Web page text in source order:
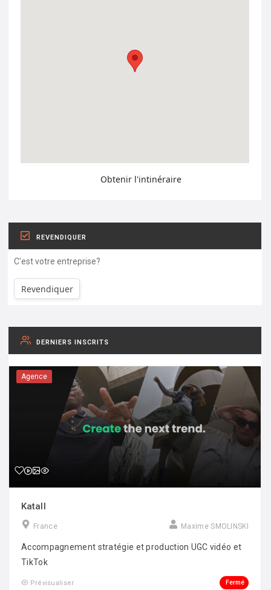
Obtenir l'intinéraire
REVENDIQUER
C'est votre entreprise?
Revendiquer
DERNIERS INSCRITS
Agence
Katall
France Maxime SMOLINSKI
Accompagnement stratégie et production UGC vidéo et
TikTok
Prévisualiser Fermé